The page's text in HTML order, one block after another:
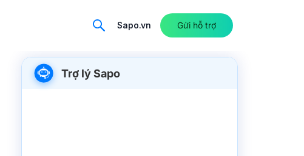
Sapo.vn Gửi hỗ trợ
Trợ lý Sapo